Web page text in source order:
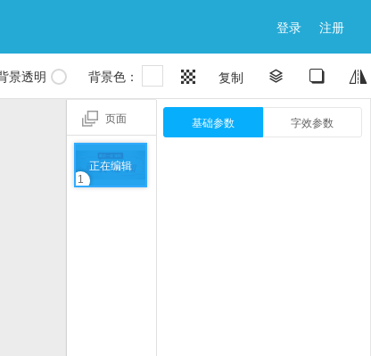
登录 注册
景透明 背景色：  复制   
页面
正在编辑
1
基础参数 字效参数